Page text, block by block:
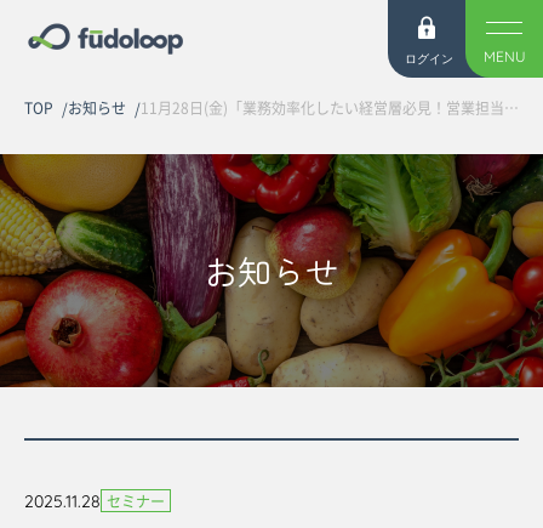
ログイン MENU
TOP お知らせ 11月28日(金)「業務効率化したい経営層必見！営業担当が販売に集中するために生産者への電話を削減する方法」オンラインセミナーを開催しました
お知らせ
2025.11.28 セミナー